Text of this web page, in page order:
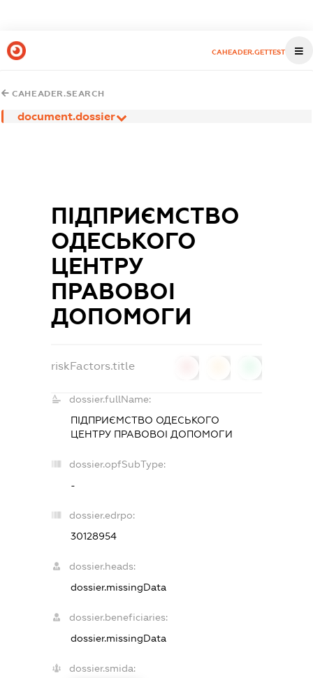
CAHEADER.GETTEST
CAHEADER.SEARCH
document.dossier
ПІДПРИЄМСТВО
ОДЕСЬКОГО
ЦЕНТРУ
ПРАВОВОІ
ДОПОМОГИ
riskFactors.title
dossier.fullName:
ПІДПРИЄМСТВО ОДЕСЬКОГО
ЦЕНТРУ ПРАВОВОІ ДОПОМОГИ
dossier.opfSubType:
-
dossier.edrpo:
30128954
dossier.heads:
dossier.missingData
dossier.beneficiaries:
dossier.missingData
dossier.smida: